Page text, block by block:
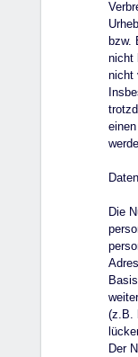
bzw.
nicht
nicht
Die
(z.B.
Der